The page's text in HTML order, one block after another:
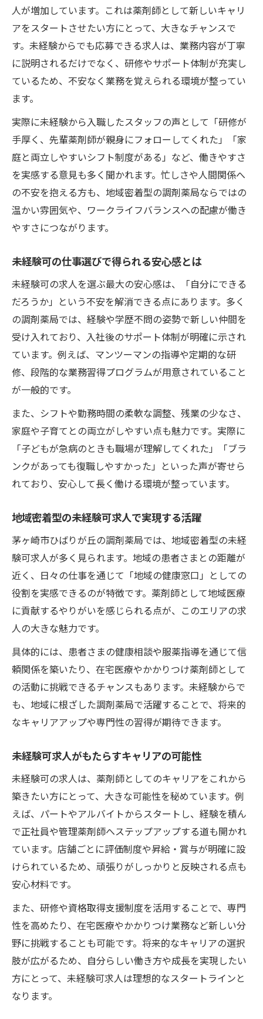
子育てと両立しやすい未経験可求人の魅力
子育て世代に支持される未経験可求人環境
未経験可求人で実現する柔軟なシフト対応
未経験可求人なら子育てとの両立が可能
家事と両立できる未経験可求人の特徴
ンス
人間関係重視ならおすすめの未経験可ワーク
未経験可求人でアットホームな職場を実感
人間関係が良い未経験可求人の見極め方
未経験可求人で築く温かなチームワーク
未経験可求人が叶える安心のサポート体制
未経験から成長できる職場環境を徹底解説
未経験可求人でスキルアップできる理由
未経験可求人の成長支援制度を紹介
未経験可求人で挑戦できる業務内容とは
未経験可求人がキャリア形成を後押し
未経験可求人で経験値を積むメリット
茅ヶ崎市ひばりが丘で挑戦する薬剤師の働き方
未経験可求人で始まる薬剤師の第一歩
未経験可求人が支える地元医療の現場
未経験可求人で地域貢献する働き方を提案
未経験可求人で実感できるやりがいと成長
未経験可求人で地域に必要とされる存在へ
人が増加しています。これは薬剤師として新しいキャリ
アをスタートさせたい方にとって、大きなチャンスで
す。未経験からでも応募できる求人は、業務内容が丁寧
に説明されるだけでなく、研修やサポート体制が充実し
ているため、不安なく業務を覚えられる環境が整ってい
ます。
実際に未経験から入職したスタッフの声として「研修が
手厚く、先輩薬剤師が親身にフォローしてくれた」「家
庭と両立しやすいシフト制度がある」など、働きやすさ
を実感する意見も多く聞かれます。忙しさや人間関係へ
の不安を抱える方も、地域密着型の調剤薬局ならではの
温かい雰囲気や、ワークライフバランスへの配慮が働き
やすさにつながります。
未経験可の仕事選びで得られる安心感とは
未経験可の求人を選ぶ最大の安心感は、「自分にできる
だろうか」という不安を解消できる点にあります。多く
の調剤薬局では、経験や学歴不問の姿勢で新しい仲間を
受け入れており、入社後のサポート体制が明確に示され
ています。例えば、マンツーマンの指導や定期的な研
修、段階的な業務習得プログラムが用意されていること
が一般的です。
また、シフトや勤務時間の柔軟な調整、残業の少なさ、
家庭や子育てとの両立がしやすい点も魅力です。実際に
「子どもが急病のときも職場が理解してくれた」「ブラ
ンクがあっても復職しやすかった」といった声が寄せら
れており、安心して長く働ける環境が整っています。
地域密着型の未経験可求人で実現する活躍
茅ヶ崎市ひばりが丘の調剤薬局では、地域密着型の未経
験可求人が多く見られます。地域の患者さまとの距離が
近く、日々の仕事を通じて「地域の健康窓口」としての
役割を実感できるのが特徴です。薬剤師として地域医療
に貢献するやりがいを感じられる点が、このエリアの求
人の大きな魅力です。
具体的には、患者さまの健康相談や服薬指導を通じて信
頼関係を築いたり、在宅医療やかかりつけ薬剤師として
の活動に挑戦できるチャンスもあります。未経験からで
も、地域に根ざした調剤薬局で活躍することで、将来的
なキャリアアップや専門性の習得が期待できます。
未経験可求人がもたらすキャリアの可能性
未経験可の求人は、薬剤師としてのキャリアをこれから
築きたい方にとって、大きな可能性を秘めています。例
えば、パートやアルバイトからスタートし、経験を積ん
で正社員や管理薬剤師へステップアップする道も開かれ
ています。店舗ごとに評価制度や昇給・賞与が明確に設
けられているため、頑張りがしっかりと反映される点も
安心材料です。
また、研修や資格取得支援制度を活用することで、専門
性を高めたり、在宅医療やかかりつけ業務など新しい分
野に挑戦することも可能です。将来的なキャリアの選択
肢が広がるため、自分らしい働き方や成長を実現したい
方にとって、未経験可求人は理想的なスタートラインと
なります。